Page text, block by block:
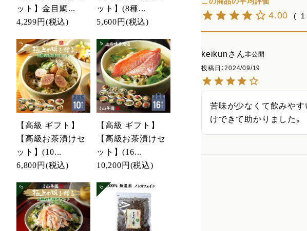
ット】金目鯛...
4,299円 (税込)
ット】(8種...
5,600円 (税込)
【高級 ギフト】
【高級お茶漬けセ
ット】(10...
6,800円 (税込)
【高級 ギフト】
【高級お茶漬けセ
ット】(16...
10,200円 (税込)
4.00 1
keikun
非公開
投稿日
2024/09/19
苦味が少なくて飲みや
けできて助かりました。